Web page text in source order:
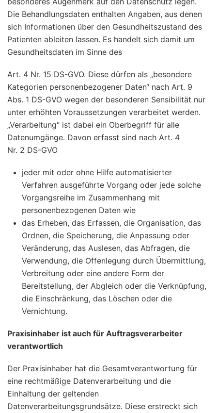
Die Behandlungsdaten enthalten Angaben, aus denen
sich Informationen über den Gesundheitszustand des
Patienten ableiten lassen. Es handelt sich damit um
Gesundheitsdaten im Sinne des
Art. 4 Nr. 15 DS-GVO. Diese dürfen als „besondere
Kategorien personenbezogener Daten“ nach Art. 9
Abs. 1 DS-GVO wegen der besonderen Sensibilität nur
unter erhöhten Voraussetzungen verarbeitet werden.
„Verarbeitung“ ist dabei ein Oberbegriff für alle
Datenumgänge. Davon erfasst sind nach Art. 4
Nr. 2 DS-GVO
jeder mit oder ohne Hilfe automatisierter
Verfahren ausgeführte Vorgang oder jede solche
Vorgangsreihe im Zusammenhang mit
personenbezogenen Daten wie
das Erheben, das Erfassen, die Organisation, das
Ordnen, die Speicherung, die Anpassung oder
Veränderung, das Auslesen, das Abfragen, die
Verwendung, die Offenlegung durch Übermittlung,
Verbreitung oder eine andere Form der
Bereitstellung, der Abgleich oder die Verknüpfung,
die Einschränkung, das Löschen oder die
Vernichtung.
Praxisinhaber ist auch für Auftragsverarbeiter
verantwortlich
Der Praxisinhaber hat die Gesamtverantwortung für
eine rechtmäßige Datenverarbeitung und die
Einhaltung der geltenden
Datenverarbeitungsgrundsätze. Diese erstreckt sich